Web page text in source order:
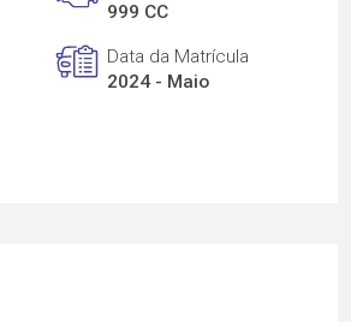
999 CC
Data da Matrícula
2024 - Maio